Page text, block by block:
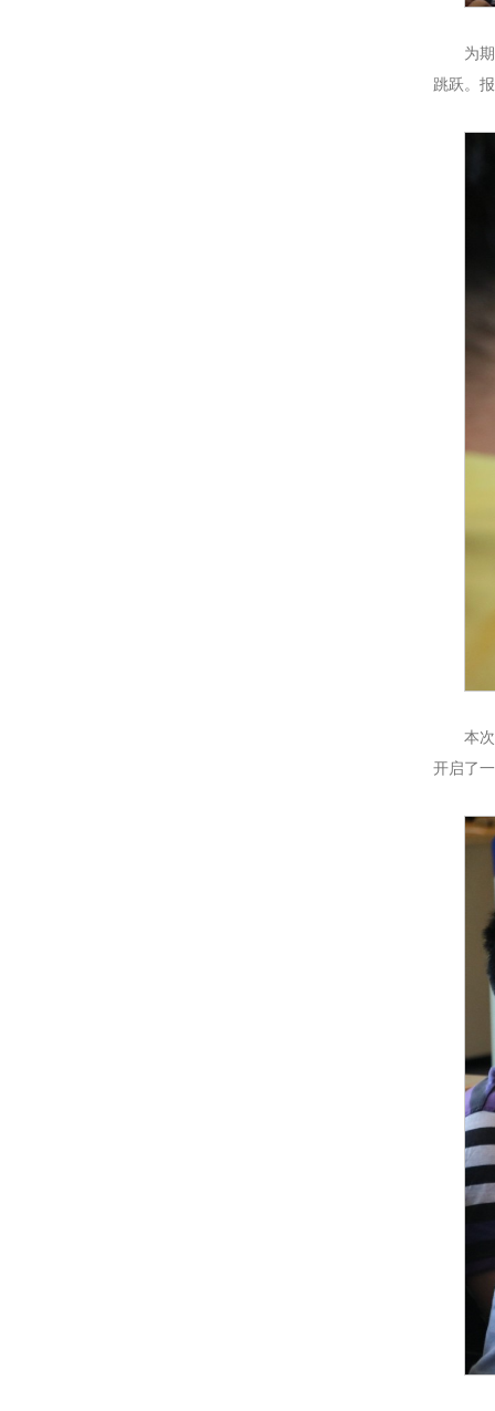
为
跳跃。
本
开启了